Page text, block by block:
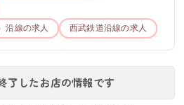
沿線の求人 西武鉄道沿線の求人
了したお店の情報です